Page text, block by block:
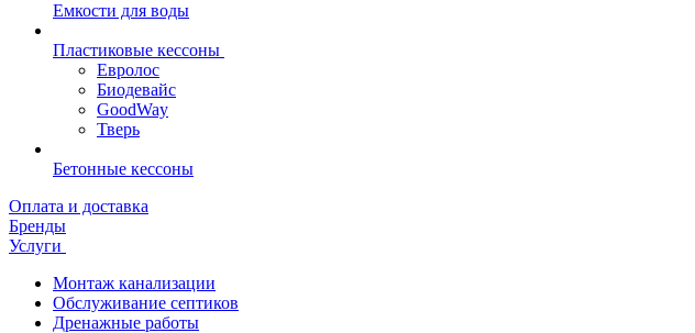
Емкости для воды
Пластиковые кессоны
Евролос
Биодевайс
GoodWay
Тверь
Бетонные кессоны
Оплата и доставка
Бренды
Услуги
Монтаж канализации
Обслуживание септиков
Дренажные работы